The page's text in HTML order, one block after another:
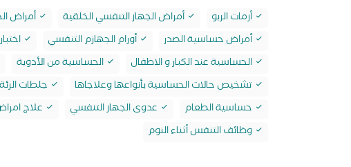
أزمات الربو أمراض الجهاز التنفسي الخلقية أمراض
أمراض حساسية الصدر
أورام الجهازم التنفسي
الحساسية عند الكبار و الاطفال
الحساسية من الأدوية
تشخيص حالات الحساسية بأنواعها وعلاجاها
جلطات الرئة
حساسية الطعام
عدوى الجهاز التنفسي علاج
وظائف التنفس أثناء النوم